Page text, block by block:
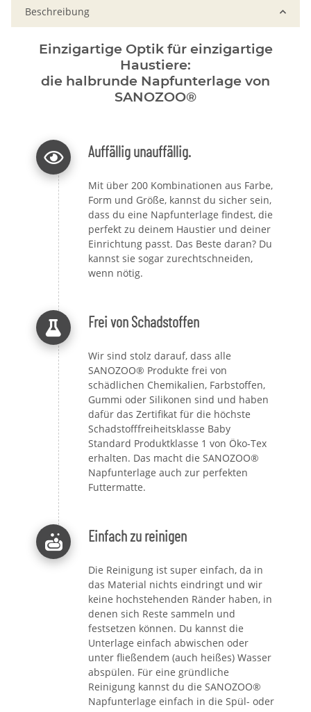
Beschreibung
Einzigartige Optik für einzigartige
Haustiere:
die halbrunde Napfunterlage von
SANOZOO®
Auffällig unauffällig.
Mit über 200 Kombinationen aus Farbe,
Form und Größe, kannst du sicher sein,
dass du eine Napfunterlage findest, die
perfekt zu deinem Haustier und deiner
Einrichtung passt. Das Beste daran? Du
kannst sie sogar zurechtschneiden,
wenn nötig.
Frei von Schadstoffen
Wir sind stolz darauf, dass alle
SANOZOO® Produkte frei von
schädlichen Chemikalien, Farbstoffen,
Gummi oder Silikonen sind und haben
dafür das Zertifikat für die höchste
Schadstofffreiheitsklasse Baby
Standard Produktklasse 1 von Öko-Tex
erhalten. Das macht die SANOZOO®
Napfunterlage auch zur perfekten
Futtermatte.
Einfach zu reinigen
Die Reinigung ist super einfach, da in
das Material nichts eindringt und wir
keine hochstehenden Ränder haben, in
denen sich Reste sammeln und
festsetzen können. Du kannst die
Unterlage einfach abwischen oder
unter fließendem (auch heißes) Wasser
abspülen. Für eine gründliche
Reinigung kannst du die SANOZOO®
Napfunterlage einfach in die Spül- oder